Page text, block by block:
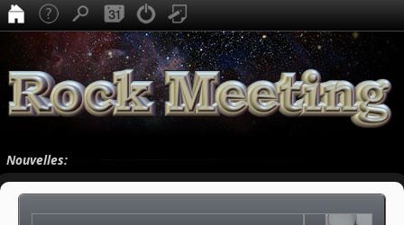
Nouvelles: